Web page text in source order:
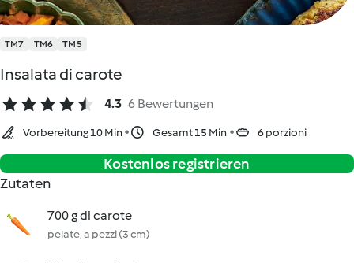
TM7 TM6 TM5
Insalata di carote
4.3 6 Bewertungen
Vorbereitung 10 Min Gesamt 15 Min 6 porzioni
Kostenlos registrieren
Zutaten
700 g di carote
pelate, a pezzi (3 cm)